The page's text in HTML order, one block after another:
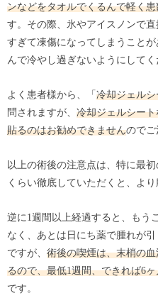
ンなどをタオルでくるんで軽く
す。その際、氷やアイスノンで
すぎて凍傷になってしまうこと
んで冷やし過ぎないようにしてく
よく患者様から、「 冷却ジェル
問されますが、 冷却ジェルシー
貼るのはお勧めできませんのでご
以上の術後の注意点は、特に最
くらい徹底していただくと、よ
逆に1週間以上経過すると、もう
なく、あとは日にち薬で腫れが
ですが、 術後の喫煙は、末梢の
るので、最低1週間、できれば6
です。